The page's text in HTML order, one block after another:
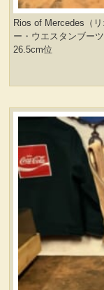
Rios of Mercedes（
ー・ウエスタンブー
26.5cm位